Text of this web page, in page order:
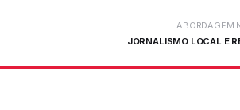
ABORDAGEM
JORNALISMO LOCAL E